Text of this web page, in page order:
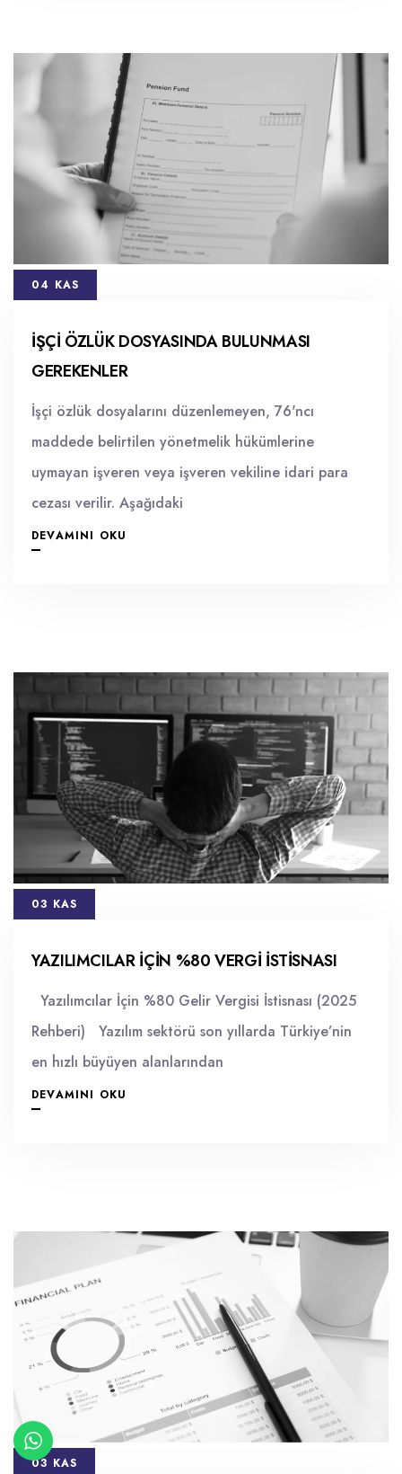
İŞÇI ÖZLÜK DOSYASINDA BULUNMASI
GEREKENLER
İşçi özlük dosyalarını düzenlemeyen, 76'ncı
maddede belirtilen yönetmelik hükümlerine
uymayan işveren veya işveren vekiline idari para
cezası verilir. Aşağıdaki
DEVAMINI OKU
04 KAS
YAZILIMCILAR IÇIN %80 VERGI ISTISNASI
Yazılımcılar İçin %80 Gelir Vergisi İstisnası (2025
Rehberi) Yazılım sektörü son yıllarda Türkiye’nin
en hızlı büyüyen alanlarından
DEVAMINI OKU
03 KAS
03 KAS